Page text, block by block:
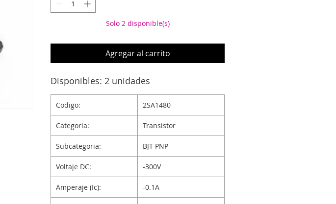
Solo 2 disponible(s)
Agregar al carrito
Disponibles: 2 unidades
Codigo: 2SA1480
Categoria: Transistor
Subcategoria: BJT PNP
Voltaje DC: -300V
Amperaje (Ic): -0.1A